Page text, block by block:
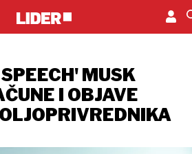
MUSK
I OBJAVE